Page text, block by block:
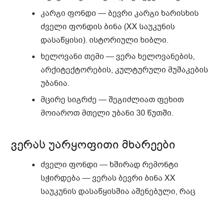
კარგი ფონდი — ბევრი კარგი ხარისხის
ძველი ფონდის ბინა (XX საუკუნის
დასაწყისი). ისტორიული ხიბლი.
ხელოვანი თემი — ვერა ხელოვანების,
არქიტექტორების, კულტურული მუშაკების
უბანია.
მცირე სიგრძე — შეგიძლიათ ფეხით
მოიაროთ მთელი უბანი 30 წუთში.
ვერას უარყოფითი მხარეები
ძველი ფონდი — ხშირად რემონტი
სჭირდება — ვერას ბევრი ბინა XX
საუკუნის დასაწყისშია აშენებული, რაც